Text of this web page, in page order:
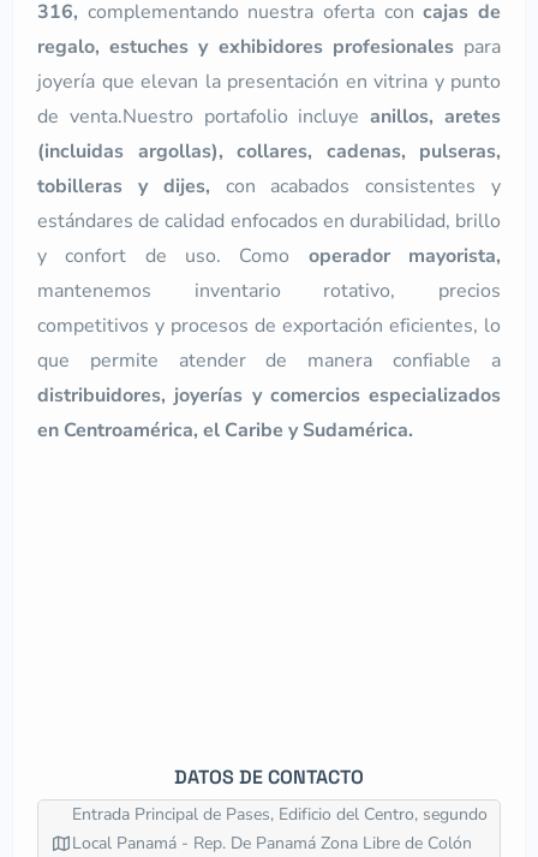
316, complementando nuestra oferta concajas de
regalo, estuches y exhibidores profesionalespara
joyería que elevan la presentación en vitrina y punto
de venta.Nuestro portafolio incluyeanillos, aretes
(incluidas argollas), collares, cadenas, pulseras,
tobilleras y dijes, con acabados consistentes y
estándares de calidad enfocados en durabilidad, brillo
y confort de uso. Como operador mayorista,
mantenemos inventario rotativo, precios
competitivos y procesos de exportación eficientes, lo
que permite atender de manera confiable a
distribuidores, joyerías y comercios especializados
en Centroamérica, el Caribe y Sudamérica.
DATOS DE CONTACTO
Entrada Principal de Pases, Edificio del Centro, segundo
Local Panamá - Rep. De Panamá Zona Libre de Colón